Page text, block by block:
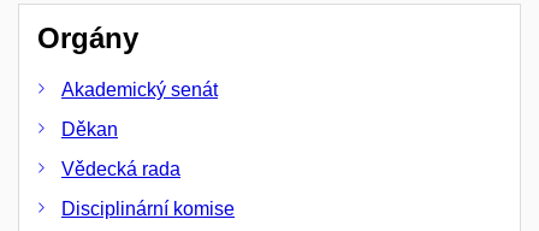
Orgány
Akademický senát
Děkan
Vědecká rada
Disciplinární komise